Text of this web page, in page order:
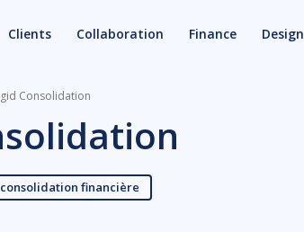
Clients Collaboration Finance Design
Consolidation
financière